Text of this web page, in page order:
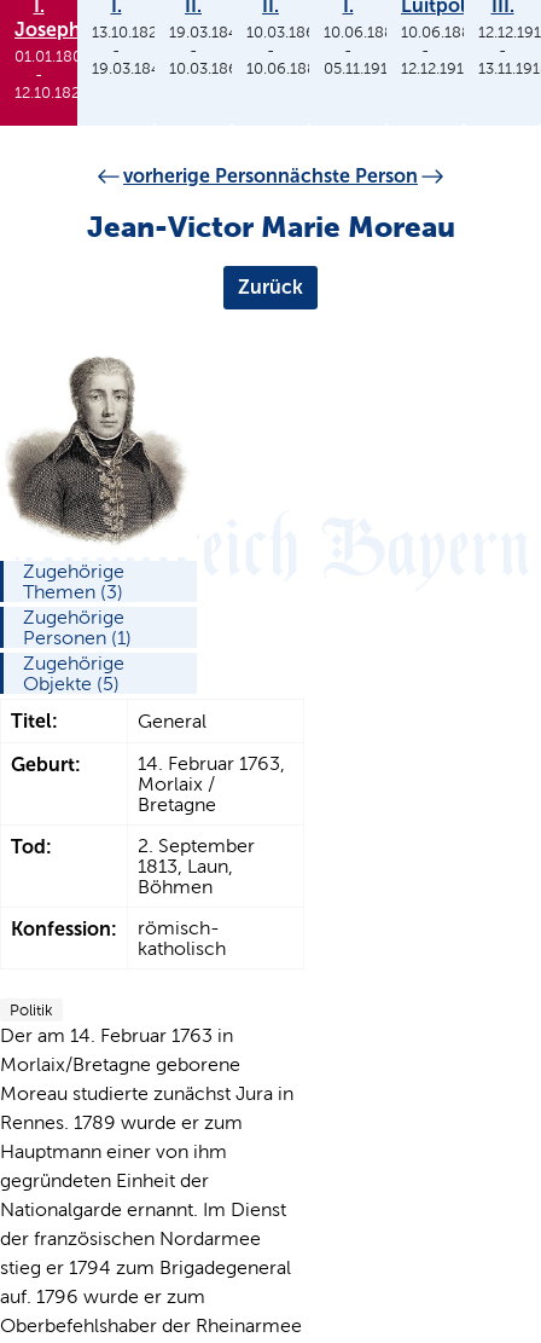
I.
Joseph
01.01.1806
-
12.10.1825
I.
13.10.1825
-
19.03.1848
II.
19.03.1848
-
10.03.1864
II.
10.03.1864
-
10.06.1886
I.
10.06.1886
-
05.11.1913
Luitpold
10.06.1886
-
12.12.1912
III.
-
vorherige Personnächste Person
Jean-Victor Marie Moreau
Zurück
Zugehörige
Themen (3)
Zugehörige
Personen (1)
Zugehörige
Objekte (5)
Titel: General
Geburt:
14. Februar 1763,
Morlaix /
Bretagne
Tod:
2. September
1813, Laun,
Böhmen
Konfession:
römisch-
katholisch
Politik
Der am 14. Februar 1763 in
Morlaix/Bretagne geborene
Moreau studierte zunächst Jura in
Rennes. 1789 wurde er zum
Hauptmann einer von ihm
gegründeten Einheit der
Nationalgarde ernannt. Im Dienst
der französischen Nordarmee
stieg er 1794 zum Brigadegeneral
auf. 1796 wurde er zum
Oberbefehlshaber der Rheinarmee